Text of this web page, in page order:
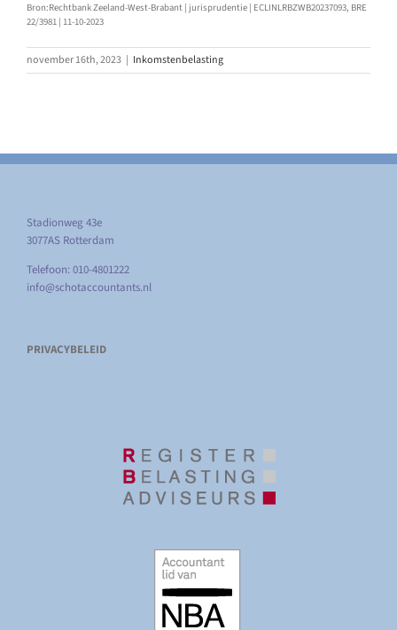
Bron:Rechtbank Zeeland-West-Brabant | jurisprudentie | ECLINLRBZWB20237093, BRE
22/3981 | 11-10-2023
november 16th, 2023 | Inkomstenbelasting
Stadionweg 43e
3077AS Rotterdam
Telefoon: 010-4801222
info@schotaccountants.nl
PRIVACYBELEID